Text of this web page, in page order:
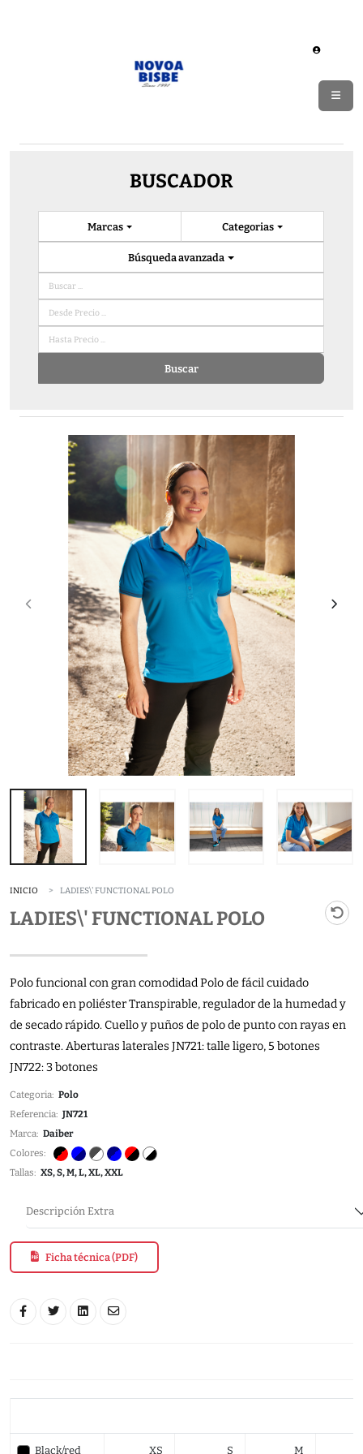
BUSCADOR
Categorias
Marcas
Búsqueda avanzada
Buscar
INICIO LADIES\' FUNCTIONAL POLO
LADIES\' FUNCTIONAL POLO
Polo funcional con gran comodidad Polo de fácil cuidado
fabricado en poliéster Transpirable, regulador de la humedad y
de secado rápido. Cuello y puños de polo de punto con rayas en
contraste. Aberturas laterales JN721: talle ligero, 5 botones
JN722: 3 botones
Categoria: Polo
Referencia: JN721
Marca: Daiber
Colores:
Tallas: XS, S, M, L, XL, XXL
Descripción Extra
Ficha técnica (PDF)
Black/red XS S M